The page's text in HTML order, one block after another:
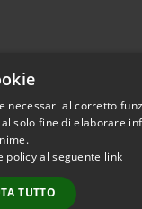
Amministrazioni
necessari al corretto
solo fine di elaborare
policy al seguente link
TUTTO